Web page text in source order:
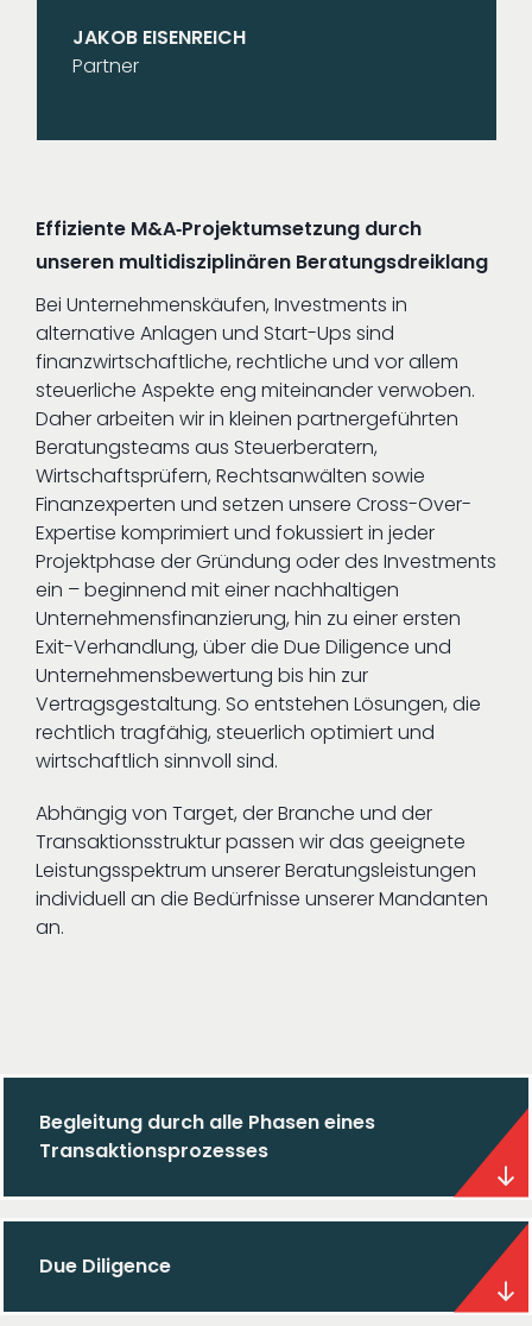
JAKOB EISENREICH
Partner
Effiziente M&A‑Projektumsetzung durch
unseren multidisziplinären Beratungsdreiklang
Bei Unternehmenskäufen, Investments in
alternative Anlagen und Start-Ups sind
finanzwirtschaftliche, rechtliche und vor allem
steuerliche Aspekte eng miteinander verwoben.
Daher arbeiten wir in kleinen partnergeführten
Beratungsteams aus Steuerberatern,
Wirtschaftsprüfern, Rechtsanwälten sowie
Finanzexperten und setzen unsere Cross-Over-
Expertise komprimiert und fokussiert in jeder
Projektphase der Gründung oder des Investments
ein – beginnend mit einer nachhaltigen
Unternehmensfinanzierung, hin zu einer ersten
Exit-Verhandlung, über die Due Diligence und
Unternehmensbewertung bis hin zur
Vertragsgestaltung. So entstehen Lösungen, die
rechtlich tragfähig, steuerlich optimiert und
wirtschaftlich sinnvoll sind.
Abhängig von Target, der Branche und der
Transaktionsstruktur passen wir das geeignete
Leistungsspektrum unserer Beratungsleistungen
individuell an die Bedürfnisse unserer Mandanten
an.
Begleitung durch alle Phasen eines
Transaktionsprozesses
Due Diligence